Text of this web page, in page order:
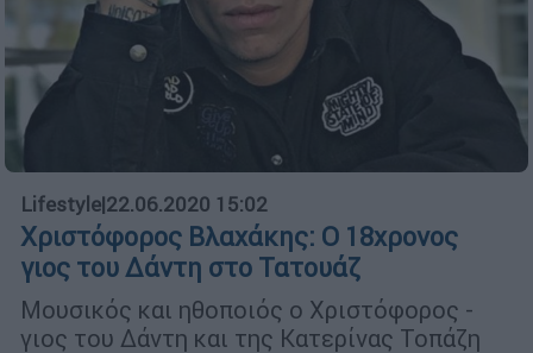
Lifestyle|22.06.2020 15:02
Χριστόφορος Βλαχάκης: Ο 18χρονος
γιος του Δάντη στο Τατουάζ
Μουσικός και ηθοποιός ο Χριστόφορος -
γιος του Δάντη και της Κατερίνας Τοπάζη